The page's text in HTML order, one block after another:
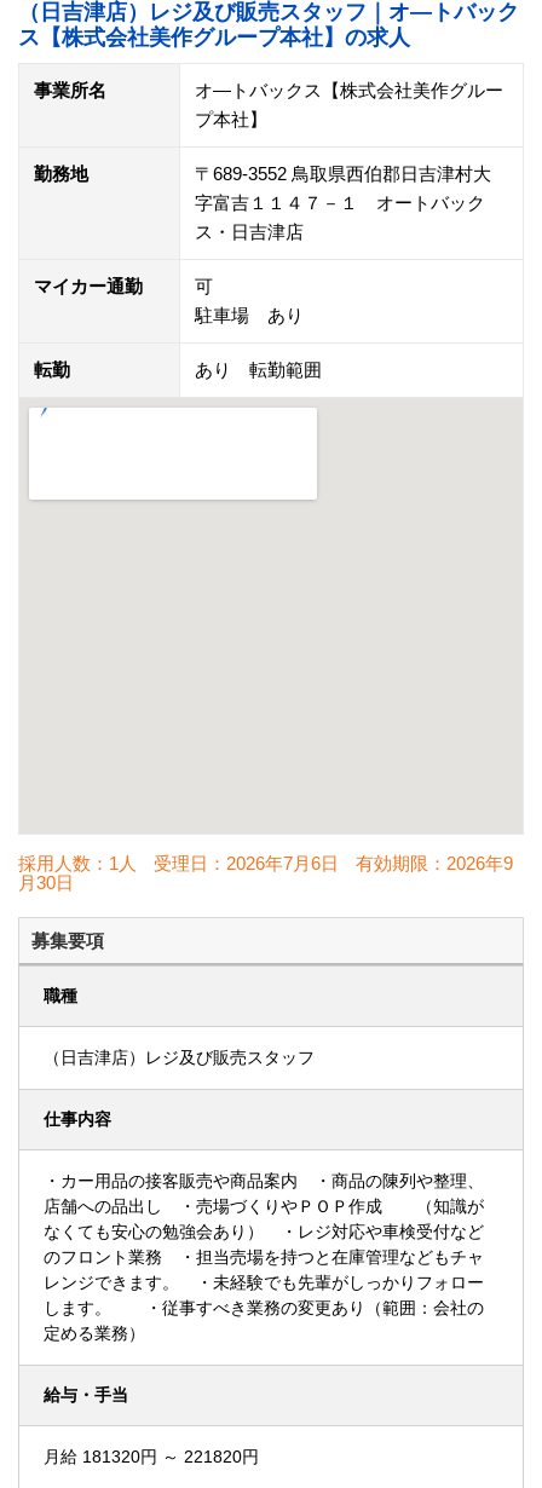
（日吉津店）レジ及び販売スタッフ｜オ―トバック
ス【株式会社美作グループ本社】の求人
事業所名
オ―トバックス【株式会社美作グルー
プ本社】
勤務地
〒689-3552 鳥取県西伯郡日吉津村大
字富吉１１４７－１ オートバック
ス・日吉津店
マイカー通勤
可
駐車場 あり
転勤 あり 転勤範囲
採用人数：1人 受理日： 2026年7月6日 有効期限： 2026年9
月30日
募集要項
職種
（日吉津店）レジ及び販売スタッフ
仕事内容
・カー用品の接客販売や商品案内 ・商品の陳列や整理、
店舗への品出し ・売場づくりやＰＯＰ作成 （知識が
なくても安心の勉強会あり） ・レジ対応や車検受付など
のフロント業務 ・担当売場を持つと在庫管理などもチャ
レンジできます。 ・未経験でも先輩がしっかりフォロー
します。 ・従事すべき業務の変更あり（範囲：会社の
定める業務）
給与・手当
月給 181320円 ～ 221820円